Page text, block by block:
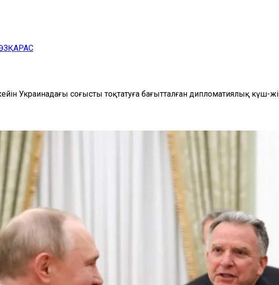
Украинадағы соғысты тоқтатуға бағытталған дипломатиялық күш-